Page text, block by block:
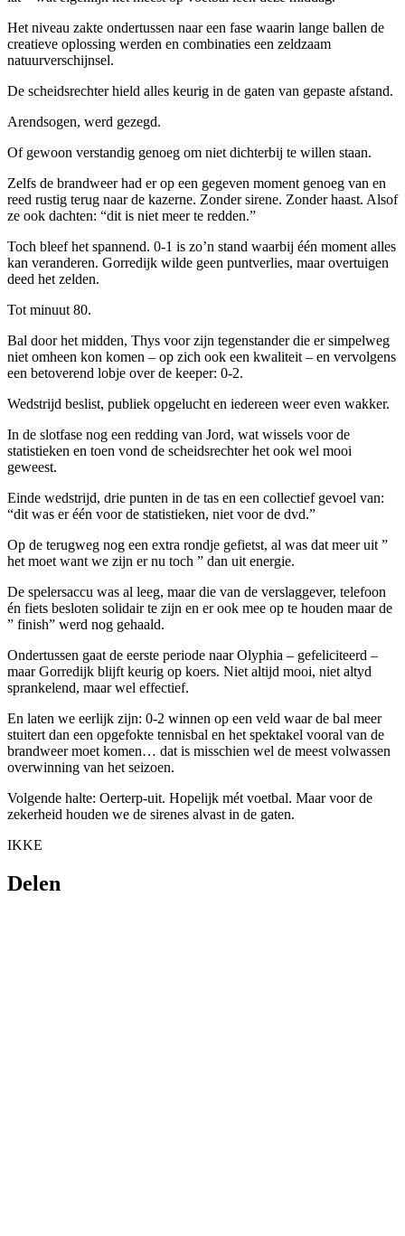
Het niveau zakte ondertussen naar een fase waarin lange ballen de
creatieve oplossing werden en combinaties een zeldzaam
natuurverschijnsel.
De scheidsrechter hield alles keurig in de gaten van gepaste afstand.
Arendsogen, werd gezegd.
Of gewoon verstandig genoeg om niet dichterbij te willen staan.
Zelfs de brandweer had er op een gegeven moment genoeg van en
reed rustig terug naar de kazerne. Zonder sirene. Zonder haast. Alsof
ze ook dachten: “dit is niet meer te redden.”
Toch bleef het spannend. 0-1 is zo’n stand waarbij één moment alles
kan veranderen. Gorredijk wilde geen puntverlies, maar overtuigen
deed het zelden.
Tot minuut 80.
Bal door het midden, Thys voor zijn tegenstander die er simpelweg
niet omheen kon komen – op zich ook een kwaliteit – en vervolgens
een betoverend lobje over de keeper: 0-2.
Wedstrijd beslist, publiek opgelucht en iedereen weer even wakker.
In de slotfase nog een redding van Jord, wat wissels voor de
statistieken en toen vond de scheidsrechter het ook wel mooi
geweest.
Einde wedstrijd, drie punten in de tas en een collectief gevoel van:
“dit was er één voor de statistieken, niet voor de dvd.”
Op de terugweg nog een extra rondje gefietst, al was dat meer uit ”
het moet want we zijn er nu toch ” dan uit energie.
De spelersaccu was al leeg, maar die van de verslaggever, telefoon
én fiets besloten solidair te zijn en er ook mee op te houden maar de
” finish” werd nog gehaald.
Ondertussen gaat de eerste periode naar Olyphia – gefeliciteerd –
maar Gorredijk blijft keurig op koers. Niet altijd mooi, niet altyd
sprankelend, maar wel effectief.
En laten we eerlijk zijn: 0-2 winnen op een veld waar de bal meer
stuitert dan een opgefokte tennisbal en het spektakel vooral van de
brandweer moet komen… dat is misschien wel de meest volwassen
overwinning van het seizoen.
Volgende halte: Oerterp-uit. Hopelijk mét voetbal. Maar voor de
zekerheid houden we de sirenes alvast in de gaten.
IKKE
Delen